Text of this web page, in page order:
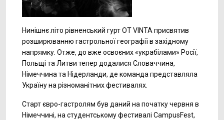
Нинішнє літо рівненський гурт OT VINTA присвятив
розширюванню гастрольної географії в західному
напрямку. Отже, до вже освоєних «украбілами» Росії,
Польщі та Литви тепер додалися Словаччина,
Німеччина та Нідерланди, де команда представляла
Україну на різноманітних фестивалях.
Старт євро-гастролям був даний на початку червня в
Німеччині, на студентському фестивалі CampusFest,